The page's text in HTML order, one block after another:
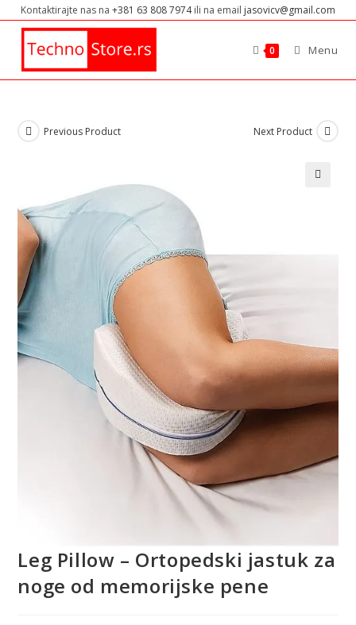
Kontaktirajte nas na +381 63 808 7974ili na email jasovicv@gmail.com
0 Menu
Previous Product Next Product
Leg Pillow – Ortopedski jastuk za
noge od memorijske pene